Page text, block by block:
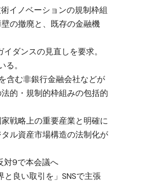
イノベーションの規制枠組
の撤廃と、既存の金融機
ダンスの見直しを要求。
。
含む非銀行金融会社などが
的・規制的枠組みの包括的
戦略上の重要産業と明確に
ル資産市場構造の法制化が
対9で本会議へ
良い取引を」SNSで主張